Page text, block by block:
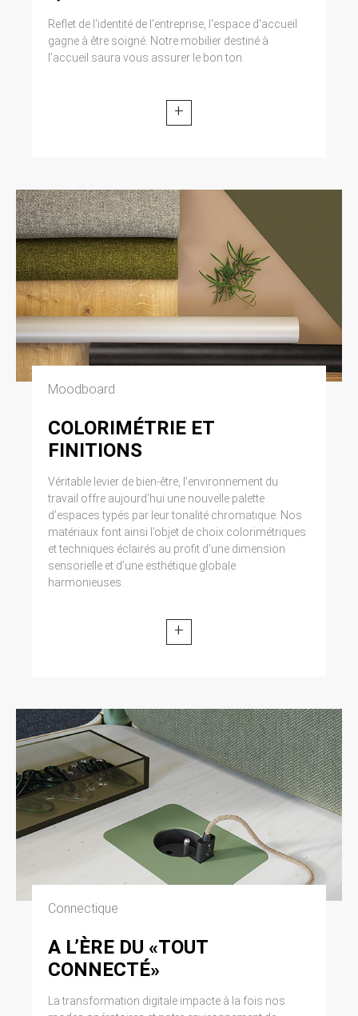
Reflet de l'identité de l'entreprise, l'espace d'accueil
gagne à être soigné. Notre mobilier destiné à
l’accueil saura vous assurer le bon ton.
+
Moodboard
COLORIMÉTRIE ET
FINITIONS
Véritable levier de bien-être, l’environnement du
travail offre aujourd’hui une nouvelle palette
d’espaces typés par leur tonalité chromatique. Nos
matériaux font ainsi l’objet de choix colorimétriques
et techniques éclairés au profit d’une dimension
sensorielle et d’une esthétique globale
harmonieuses.
+
Connectique
A L’ÈRE DU «TOUT
CONNECTÉ»
La transformation digitale impacte à la fois nos